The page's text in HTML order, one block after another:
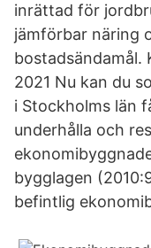
inrättad för
jämförbar näring
bostadsändamål.
2021 Nu kan du
i Stockholms län
underhålla och
bygglagen
befintlig